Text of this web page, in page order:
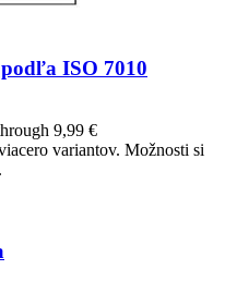
ISO 7010
9,99 €
variantov. Možnosti si